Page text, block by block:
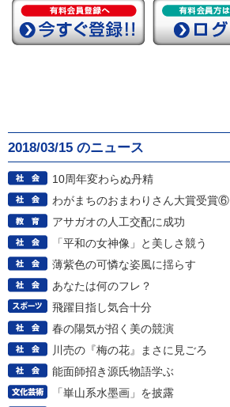
2018/03/15 のニュース
10周年変わらぬ丹精
わがまちのおまわりさん大賞受賞⑥
アサガオの人工交配に成功
「平和の女神像」と美しさ競う
薄紫色の可憐な姿風に揺らす
あなたは何のフレ？
飛躍目指し気合十分
春の陽気が招く美の競演
川売の『梅の花』まさに見ごろ
能面師招き源氏物語学ぶ
「崋山系水墨画」を披露